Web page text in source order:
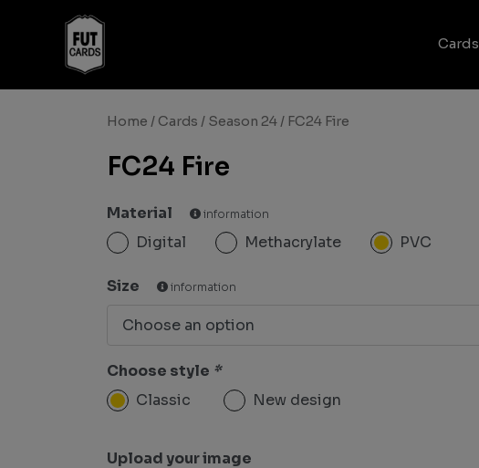
Cards
Home / Cards / Season 24 / FC24 Fire
FC24 Fire
Material information
Digital Methacrylate PVC
Size information
Choose style *
Classic
New design
Upload your image